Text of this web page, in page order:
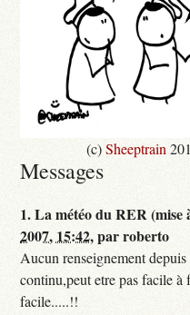
(c)Sheeptrain
Messages
1.La météo du RER
2007, 15:42,parroberto
Aucun renseignement
continu,peut etre pas facile à
facile.....!!